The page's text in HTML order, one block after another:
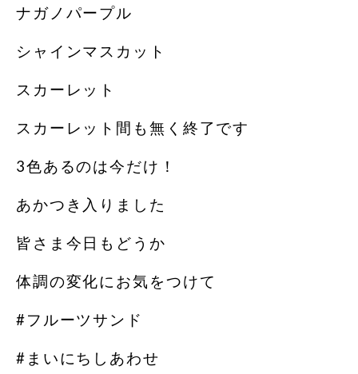
ナガノパープル
シャインマスカット
スカーレット
スカーレット間も無く終了です
3色あるのは今だけ！
あかつき入りました
皆さま今日もどうか
体調の変化にお気をつけて
#フルーツサンド
#まいにちしあわせ